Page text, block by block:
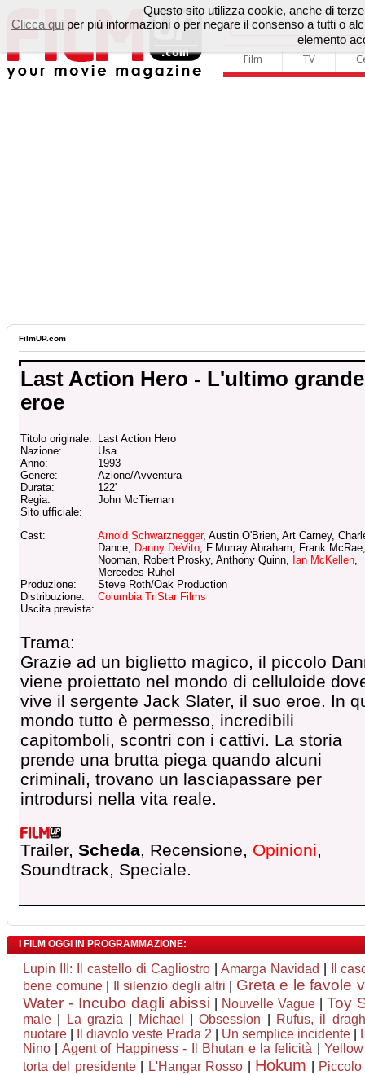
Film TV
FilmUP.com
Last Action Hero - L'ultimo grande
eroe
Titolo originale:
Last Action Hero
Nazione:
Usa
Anno:
1993
Genere:
Azione/Avventura
Durata:
122'
Regia:
John McTiernan
Sito ufficiale:
Cast:
Arnold Schwarznegger, Austin O'Brien, Art Carney,
Dance, Danny DeVito, F.Murray Abraham, Frank
Nooman, Robert Prosky, Anthony Quinn, Ian McKellen,
Mercedes Ruhel
Produzione:
Steve Roth/Oak Production
Distribuzione:
Columbia TriStar Films
Uscita prevista:
Trama:
Grazie ad un biglietto magico, il piccolo
viene proiettato nel mondo di celluloide
vive il sergente Jack Slater, il suo eroe. In
mondo tutto è permesso, incredibili
capitomboli, scontri con i cattivi. La storia
prende una brutta piega quando alcuni
criminali, trovano un lasciapassare per
introdursi nella vita reale.
Trailer, Scheda, Recensione, Opinioni,
Soundtrack, Speciale.
I FILM OGGI IN PROGRAMMAZIONE:
Lupin III: Il castello di Cagliostro| Amarga Navidad
Il
bene comune| Il silenzio degli altri
Greta e le favole
Water - Incubo dagli abissi
Nouvelle Vague Toy
male La grazia Michael |Obsession
Rufus, il
nuotare
Il diavolo veste Prada 2 Un semplice incidente
Nino
Agent of Happiness - Il Bhutan e la felicità |
torta del presidente| L'Hangar Rosso Hokum
Questo sito utilizza cookie, anche di
Clicca qui per più informazioni o per negare il consenso a tutti o
elemento